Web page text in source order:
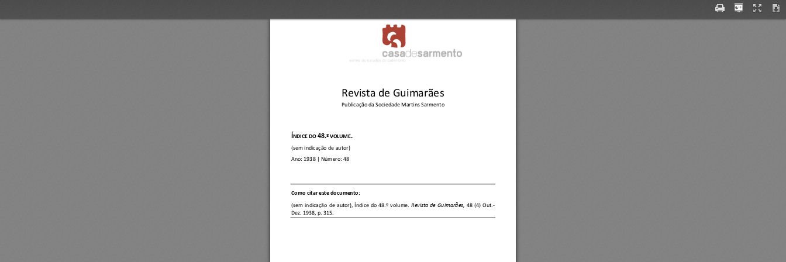
Revista de Guimarães
Publicação da Sociedade Martins Sarmento
Í NDICE DO 48. º VOLUME.
(sem indicação de autor)
Ano: 1938 | Número: 48
C omo citar este documento:
(sem  indicação  de  autor)
, Índice  do  48.º  volume.Revista de  Guimarães, 48  (4)  Out.-
Dez. 1938, p. 315.